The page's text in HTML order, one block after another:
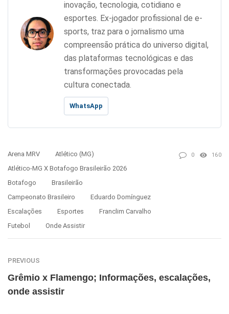
inovação, tecnologia, cotidiano e
esportes. Ex-jogador profissional de e-
sports, traz para o jornalismo uma
compreensão prática do universo digital,
das plataformas tecnológicas e das
transformações provocadas pela
cultura conectada.
WhatsApp
Arena MRV
Atlético (MG)
Atlético-MG X Botafogo Brasileirão 2026
Botafogo
Brasileirão
Campeonato Brasileiro
Eduardo Domínguez
Escalações
Esportes
Franclim Carvalho
Futebol
Onde Assistir
0 160
PREVIOUS
Grêmio x Flamengo; Informações, escalações,
onde assistir